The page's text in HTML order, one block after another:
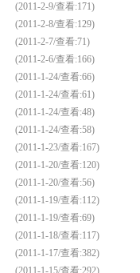
(2011-2-9/查看:171)
(2011-2-8/查看:129)
(2011-2-7/查看:71)
(2011-2-6/查看:166)
(2011-1-24/查看:66)
(2011-1-24/查看:61)
(2011-1-24/查看:48)
(2011-1-24/查看:58)
(2011-1-23/查看:167)
(2011-1-20/查看:120)
(2011-1-20/查看:56)
(2011-1-19/查看:112)
(2011-1-19/查看:69)
(2011-1-18/查看:117)
(2011-1-17/查看:382)
(2011-1-15/查看:292)